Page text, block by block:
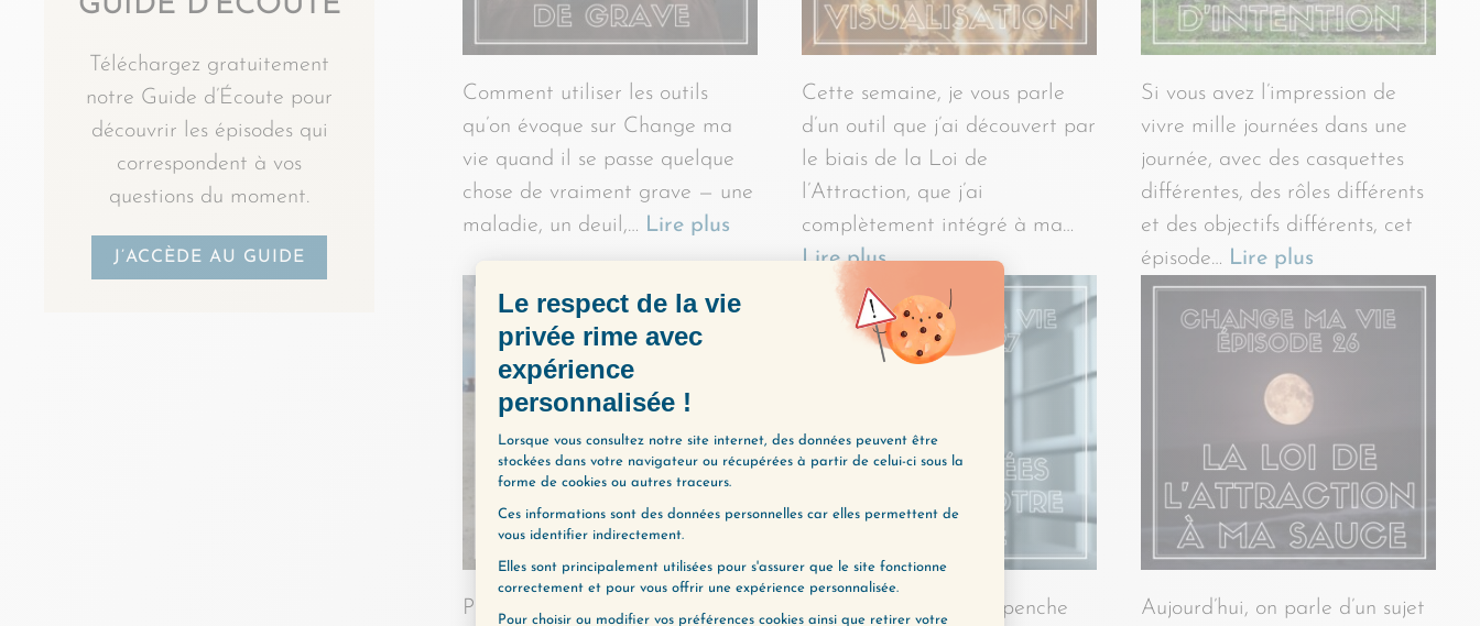
Téléchargez gratuitement
notre Guide d’Écoute pour
découvrir les épisodes qui
correspondent à vos
questions du moment.
J’ACCÈDE AU GUIDE
Comment utiliser les outils
qu’on évoque sur Change ma
vie quand il se passe quelque
chose de vraiment grave — une
maladie, un deuil,… Lire plus
Cette semaine, je vous parle
d’un outil que j’ai découvert par
le biais de la Loi de
l’Attraction, que j’ai
complètement intégré à ma…
Lire plus
Si vous avez l’impression de
vivre mille journées dans une
journée, avec des casquettes
différentes, des rôles différents
et des objectifs différents, cet
épisode… Lire plus
Parmi les notions vraiment
Cette semaine, on se penche
Aujourd’hui, on parle d’un sujet